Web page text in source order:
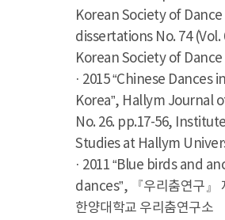
Korean Society of
dissertations No. 74 (Vol.
Korean Society of Dance
· 2015 “Chinese Dances
Korea”, Hallym Journal
No. 26. pp.17-56,
Studies at Hallym
· 2011 “Blue birds and
dances”, 『우리춤연구』
한양대학교 우리춤연구소